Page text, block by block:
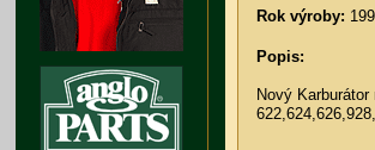
Rok výroby:
Popis:
Nový